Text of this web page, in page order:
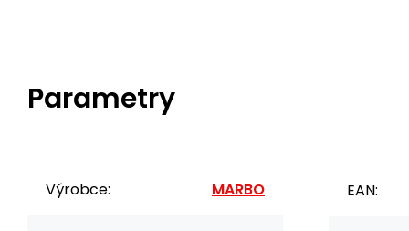
Parametry
Výrobce: MARBO EAN: